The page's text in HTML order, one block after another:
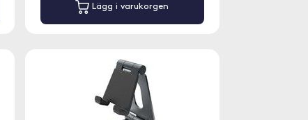
Lägg i varukorgen